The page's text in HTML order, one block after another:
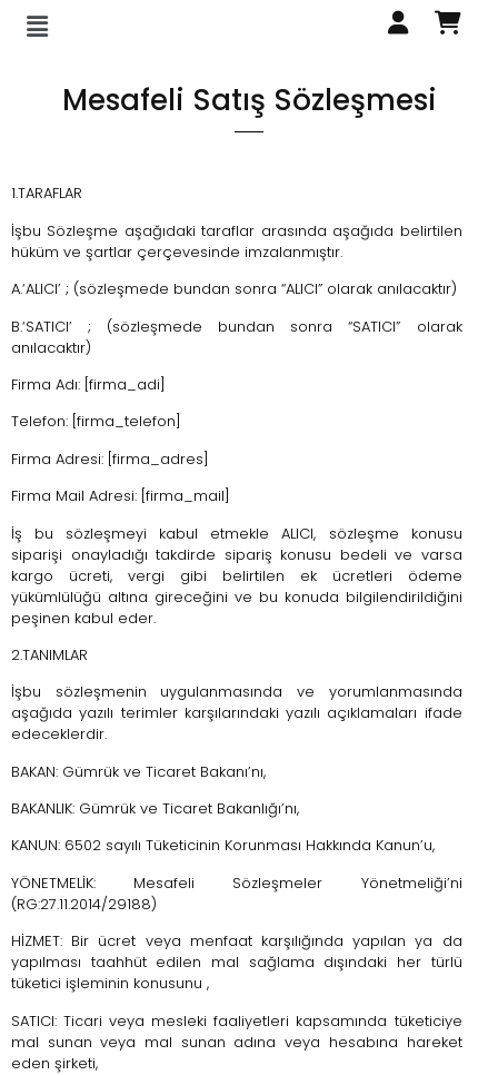
Mesafeli Satış Sözleşmesi
1.TARAFLAR
İşbu Sözleşme aşağıdaki taraflar arasında aşağıda belirtilen
hüküm ve şartlar çerçevesinde imzalanmıştır.
A.‘ALICI’ ; (sözleşmede bundan sonra “ALICI” olarak anılacaktır)
B.‘SATICI’ ; (sözleşmede bundan sonra “SATICI” olarak
anılacaktır)
Firma Adı: [firma_adi]
Telefon: [firma_telefon]
Firma Adresi: [firma_adres]
Firma Mail Adresi: [firma_mail]
İş bu sözleşmeyi kabul etmekle ALICI, sözleşme konusu
siparişi onayladığı takdirde sipariş konusu bedeli ve varsa
kargo ücreti, vergi gibi belirtilen ek ücretleri ödeme
yükümlülüğü altına gireceğini ve bu konuda bilgilendirildiğini
peşinen kabul eder.
2.TANIMLAR
İşbu sözleşmenin uygulanmasında ve yorumlanmasında
aşağıda yazılı terimler karşılarındaki yazılı açıklamaları ifade
edeceklerdir.
BAKAN: Gümrük ve Ticaret Bakanı’nı,
BAKANLIK: Gümrük ve Ticaret Bakanlığı’nı,
KANUN: 6502 sayılı Tüketicinin Korunması Hakkında Kanun’u,
YÖNETMELİK: Mesafeli Sözleşmeler Yönetmeliği’ni
(RG:27.11.2014/29188)
HİZMET: Bir ücret veya menfaat karşılığında yapılan ya da
yapılması taahhüt edilen mal sağlama dışındaki her türlü
tüketici işleminin konusunu ,
SATICI: Ticari veya mesleki faaliyetleri kapsamında tüketiciye
mal sunan veya mal sunan adına veya hesabına hareket
eden şirketi,